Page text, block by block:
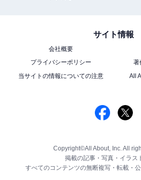
サイト情報
会社概要
プライバシーポリシー
著
当サイトの情報についての注意
All
Copyright©All About, Inc. All
掲載の記事・写真・イラス
すべてのコンテンツの無断複写・転載・